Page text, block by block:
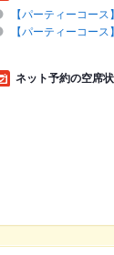
【パーティーコー
【パーティーコー
ネット予約の空席